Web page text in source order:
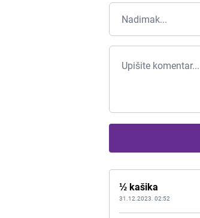
½ kašika
31.12.2023. 02:52